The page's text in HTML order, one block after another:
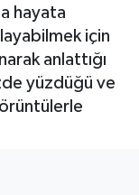
hayata
için
anlattığı
yüzdüğü ve